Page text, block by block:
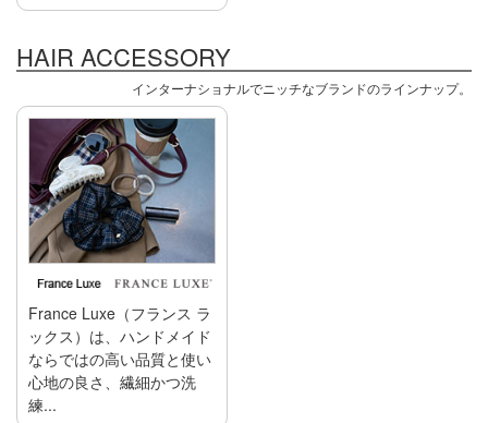
HAIR ACCESSORY
インターナショナルでニッチなブランドのラインナップ。
France Luxe（フランス ラ
ックス）は、ハンドメイド
ならではの高い品質と使い
心地の良さ、繊細かつ洗
練...